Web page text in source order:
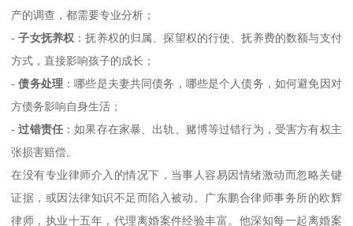
产的调查，都需要专业分析；
-子女抚养权 ：抚养权的归属、探望权的行使、抚养费的数额与支付
方式，直接影响孩子的成长；
-债务处理 ：哪些是夫妻共同债务，哪些是个人债务，如何避免因对
方债务影响自身生活；
-过错责任 ：如果存在家暴、出轨、赌博等过错行为，受害方有权主
张损害赔偿。
在没有专业律师介入的情况下，当事人容易因情绪激动而忽略关键
证据，或因法律知识不足而陷入被动。广东鹏合律师事务所的欧辉
律师，执业十五年，代理离婚案件经验丰富。他深知每一起离婚案